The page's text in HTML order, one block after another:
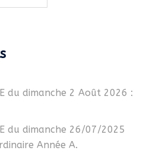
du dimanche 2 Août 2026 :
du dimanche 26/07/2025
Année A.